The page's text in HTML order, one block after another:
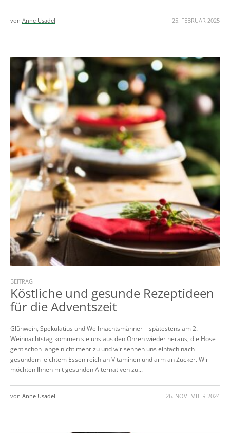
25. FEBRUAR 2025
von Anne Usadel
BEITRAG
Köstliche und gesunde Rezeptideen
für die Adventszeit
Glühwein, Spekulatius und Weihnachtsmänner – spätestens am 2.
Weihnachtstag kommen sie uns aus den Ohren wieder heraus, die Hose
geht schon lange nicht mehr zu und wir sehnen uns einfach nach
gesundem leichtem Essen reich an Vitaminen und arm an Zucker. Wir
möchten Ihnen mit gesunden Alternativen zu...
26. NOVEMBER 2024
von Anne Usadel